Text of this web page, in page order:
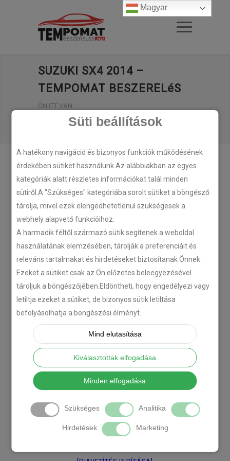
Süti beállítások
A hatékony navigáció és bizonyos funkciók működésének
érdekében sütiket használunk.Az alábbiakban az egyes
kategóriák alatt részletes információkat talál minden
sütiről.A "Szükséges" kategóriába sorolt sütiket a böngésző
tárolja, mivel ezek elengedhetetlenül szükségesek a
webhely alapvető funkcióihoz.
A harmadik féltől származó sütik segítenek a weboldal
használatának elemzésében, tárolják a preferenciáit és
releváns tartalmakat és hirdetéseket biztosítanak Önnek.
Ezeket a sütiket csak az Ön előzetes beleegyezésével
tároljuk a böngészőjében.Eldöntheti, hogy engedélyezi vagy
letiltja ezeket a sütiket, de bizonyos sütik letiltása
befolyásolhatja a böngészési élményt.
Mind elutasítása
Kiválasztottak elfogadása
Minden elfogadása
Szükséges Analitika
Hirdetések Marketing
SUZUKI SX4 2014 –
TEMPOMAT BESZERELéS
ÖN ITT VAN:
FŐOLDAL
/
SUZUKI SX4 2014 – TEMPOMAT BESZERELéS
Magyar